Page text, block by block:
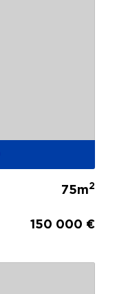
75m2
150 000 €